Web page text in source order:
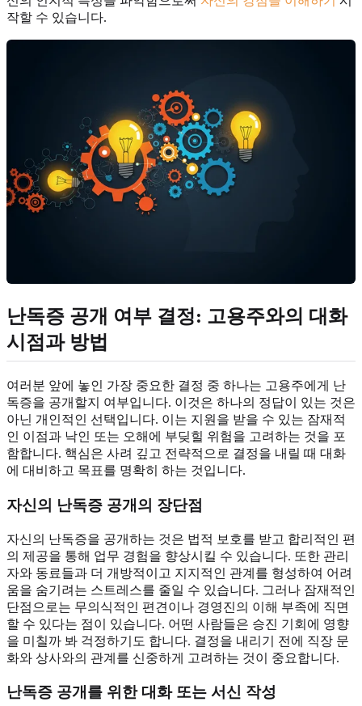
작할 수 있습니다.
난독증 공개 여부 결정: 고용주와의 대화
시점과 방법
여러분 앞에 놓인 가장 중요한 결정 중 하나는 고용주에게 난
독증을 공개할지 여부입니다. 이것은 하나의 정답이 있는 것은
아닌 개인적인 선택입니다. 이는 지원을 받을 수 있는 잠재적
인 이점과 낙인 또는 오해에 부딪힐 위험을 고려하는 것을 포
함합니다. 핵심은 사려 깊고 전략적으로 결정을 내릴 때 대화
에 대비하고 목표를 명확히 하는 것입니다.
자신의 난독증 공개의 장단점
자신의 난독증을 공개하는 것은 법적 보호를 받고 합리적인 편
의 제공을 통해 업무 경험을 향상시킬 수 있습니다. 또한 관리
자와 동료들과 더 개방적이고 지지적인 관계를 형성하여 어려
움을 숨기려는 스트레스를 줄일 수 있습니다. 그러나 잠재적인
단점으로는 무의식적인 편견이나 경영진의 이해 부족에 직면
할 수 있다는 점이 있습니다. 어떤 사람들은 승진 기회에 영향
을 미칠까 봐 걱정하기도 합니다. 결정을 내리기 전에 직장 문
화와 상사와의 관계를 신중하게 고려하는 것이 중요합니다.
난독증 공개를 위한 대화 또는 서신 작성